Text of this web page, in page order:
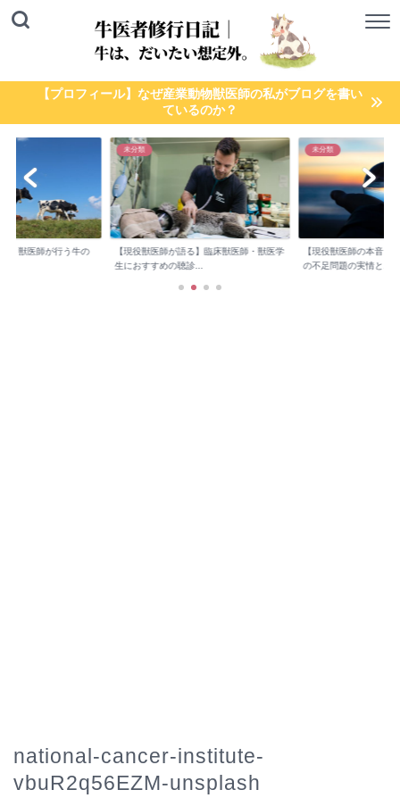
【プロフィール】なぜ産業動物獣医師の私がブログを書い
ているのか？
】獣医師が行う牛の
未分類
【現役獣医師が語る】臨床獣医師・獣医学
生におすすめの聴診...
未分類
【現役獣医師の本音】
の不足問題の実情と...
national-cancer-institute-
vbuR2q56EZM-unsplash